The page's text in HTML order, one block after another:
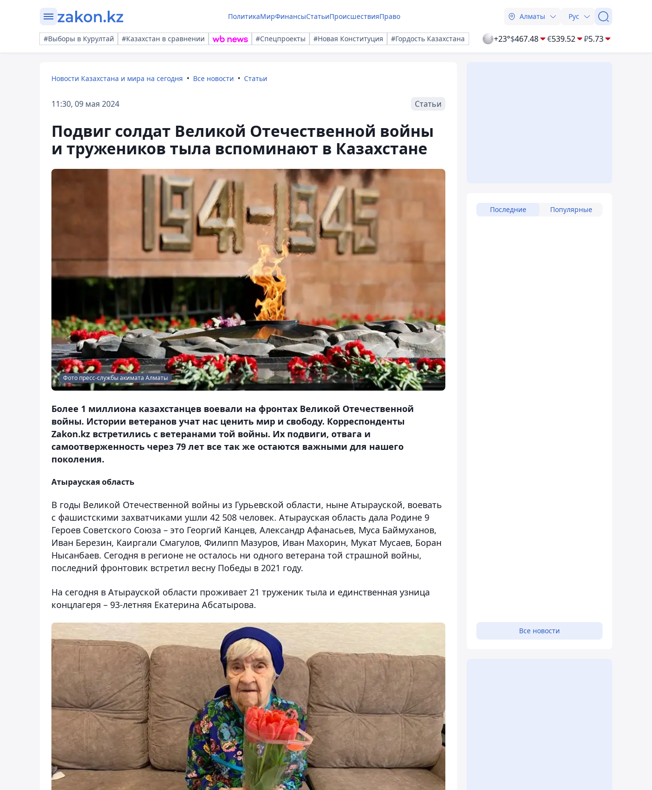
ПолитикаМирФинансыСтатьиПроисшествияПраво Алматы Рус
#Выборы в Курултай #Казахстан в сравнении #Спецпроекты #Новая Конституция #Гордость Казахстана +23°$467.48 €539.52 ₽5.73
Новости Казахстана и мира на сегодня Все новости Статьи
11:30, 09 мая 2024 Статьи
Подвиг солдат Великой Отечественной войны
и тружеников тыла вспоминают в Казахстане
Фото пресс-службы акимата Алматы
Более 1 миллиона казахстанцев воевали на фронтах Великой Отечественной
войны. Истории ветеранов учат нас ценить мир и свободу. Корреспонденты
Zakon.kz встретились с ветеранами той войны. Их подвиги, отвага и
самоотверженность через 79 лет все так же остаются важными для нашего
поколения.
Атырауская область
В годы Великой Отечественной войны из Гурьевской области, ныне Атырауской, воевать
с фашистскими захватчиками ушли 42 508 человек. Атырауская область дала Родине 9
Героев Советского Союза – это Георгий Канцев, Александр Афанасьев, Муса Баймуханов,
Иван Березин, Каиргали Смагулов, Филипп Мазуров, Иван Махорин, Мукат Мусаев, Боран
Нысанбаев. Сегодня в регионе не осталось ни одного ветерана той страшной войны,
последний фронтовик встретил весну Победы в 2021 году.
На сегодня в Атырауской области проживает 21 труженик тыла и единственная узница
концлагеря – 93-летняя Екатерина Абсатырова.
Последние Популярные
Все новости